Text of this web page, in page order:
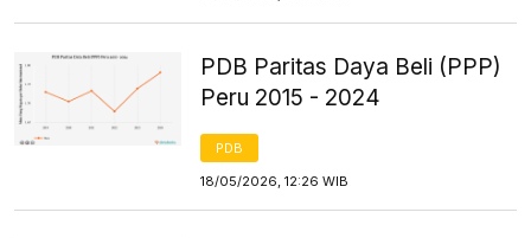
PDB Paritas Daya Beli (PPP)
Peru 2015 - 2024
PDB
18/05/2026, 12:26 WIB